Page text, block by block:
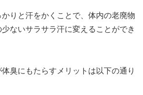
りと汗をかくことで、体内の老廃物
ないサラサラ汗に変えることができ
臭にもたらすメリットは以下の通り